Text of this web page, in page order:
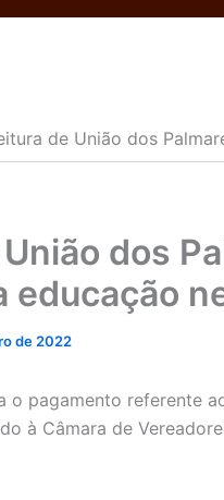
de União dos
dos
educação
de 2022
pagamento referente
à Câmara de